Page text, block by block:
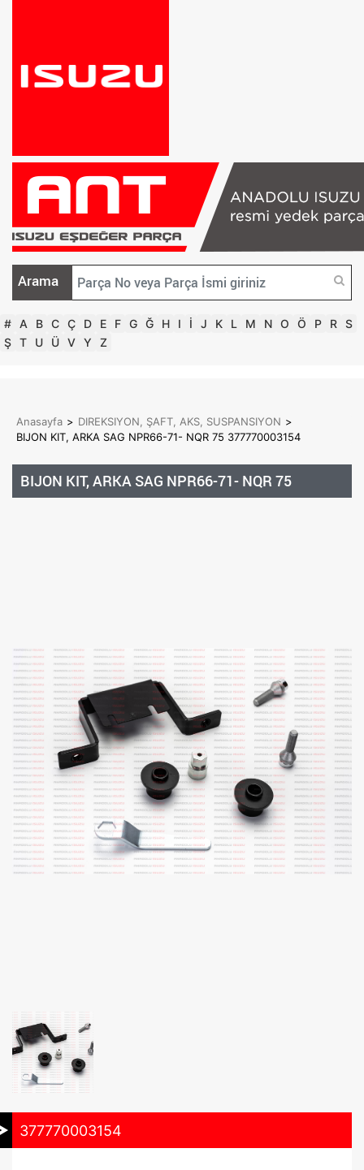
Arama
# A B C Ç D E F G Ğ H I İ J K L M N O Ö P R S
Ş T U Ü V Y Z
Anasayfa > DIREKSIYON, ŞAFT, AKS, SUSPANSIYON >
BIJON KIT, ARKA SAG NPR66-71- NQR 75 377770003154
BIJON KIT, ARKA SAG NPR66-71- NQR 75
377770003154